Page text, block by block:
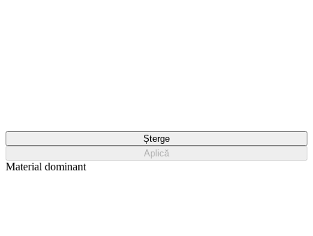
Șterge
Aplică
Material dominant